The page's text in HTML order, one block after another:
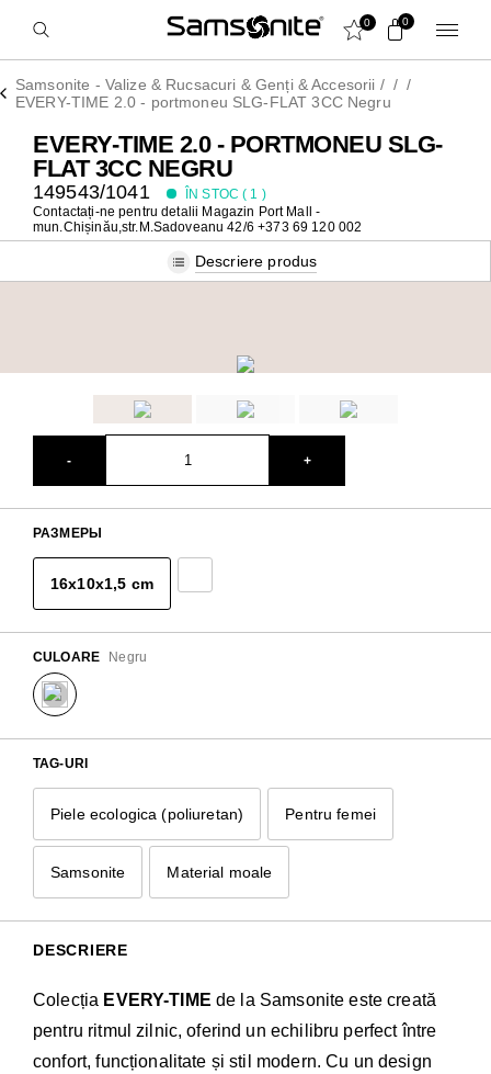
0 0
Samsonite - Valize & Rucsacuri & Genți & Accesorii / / /
EVERY-TIME 2.0 - portmoneu SLG-FLAT 3CC Negru
EVERY-TIME 2.0 - PORTMONEU SLG-
FLAT 3CC NEGRU
149543/1041 ÎN STOC ( 1 )
Contactați-ne pentru detalii Magazin Port Mall -
mun.Chișinău,str.M.Sadoveanu 42/6 +373 69 120 002
Descriere produs
- +
РАЗМЕРЫ
16x10x1,5 cm
CULOARE Negru
TAG-URI
Piele ecologica (poliuretan) Pentru femei
Samsonite Material moale
DESCRIERE
Colecția EVERY-TIME de la Samsonite este creată
pentru ritmul zilnic, oferind un echilibru perfect între
confort, funcționalitate și stil modern. Cu un design